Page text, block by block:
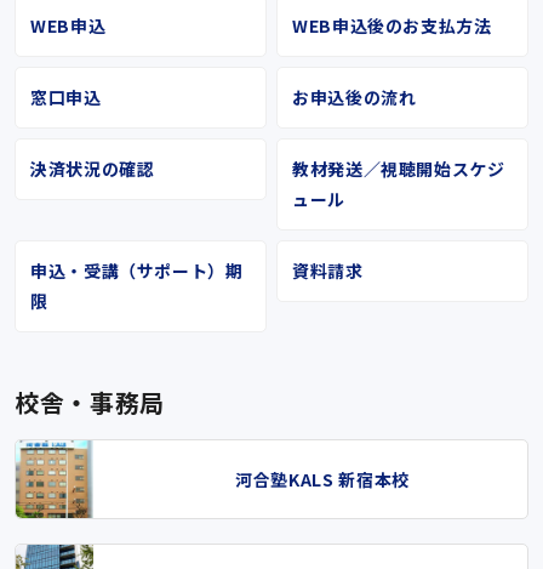
WEB申込 WEB申込後のお支払方法
窓口申込 お申込後の流れ
決済状況の確認
教材発送／視聴開始スケジ
ュール
申込・受講（サポート）期
限
資料請求
校舎・事務局
河合塾KALS 新宿本校